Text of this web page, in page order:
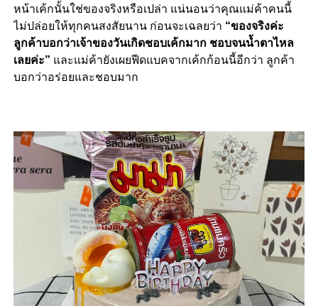
หน้าเค้กนั้นใช่ของจริงหรือเปล่า แน่นอนว่าคุณแม่ค้าคนนี้
ไม่ปล่อยให้ทุกคนสงสัยนาน ก่อนจะเฉลยว่า “ของจริงค่ะ
ลูกค้าบอกว่าเจ้าของวันเกิดชอบเค้กมาก ชอบจนน้ำตาไหล
เลยค่ะ” และแม่ค้ายังเผยฟีดแบคจากเค้กก้อนนี้อีกว่า ลูกค้า
บอกว่าอร่อยและชอบมาก